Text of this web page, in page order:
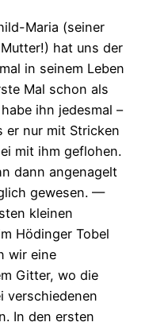
Maria (seiner
hat uns der
in seinem Leben
Mal schon als
ihn jedesmal –
er nur mit Stricken
mit ihm geflohen.
dann angenagelt
gewesen. —
kleinen
Hödinger Tobel
wir eine
Gitter, wo die
verschiedenen
In den ersten